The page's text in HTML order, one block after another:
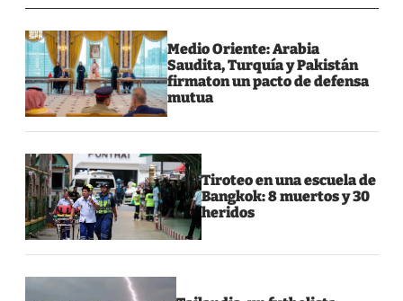
Medio Oriente: Arabia
Saudita, Turquía y Pakistán
firmaton un pacto de defensa
mutua
Tiroteo en una escuela de
Bangkok: 8 muertos y 30
heridos